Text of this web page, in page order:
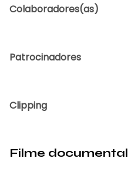
Colaboradores(as)
Patrocinadores
Clipping
Filme documental